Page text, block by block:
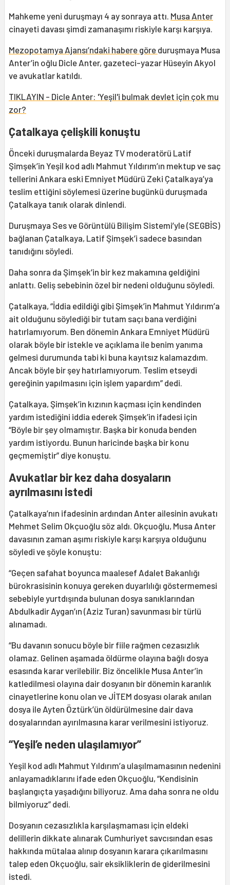
Mahkeme yeni duruşmayı 4 ay sonraya attı. Musa Anter
cinayeti davası şimdi zamanaşımı riskiyle karşı karşıya.
Mezopotamya Ajansı’ndaki habere göre duruşmaya Musa
Anter’in oğlu Dicle Anter, gazeteci-yazar Hüseyin Akyol
ve avukatlar katıldı.
TIKLAYIN - Dicle Anter: 'Yeşil'i bulmak devlet için çok mu
zor?
Çatalkaya çelişkili konuştu
Önceki duruşmalarda Beyaz TV moderatörü Latif
Şimşek’in Yeşil kod adlı Mahmut Yıldırım’ın mektup ve saç
tellerini Ankara eski Emniyet Müdürü Zeki Çatalkaya’ya
teslim ettiğini söylemesi üzerine bugünkü duruşmada
Çatalkaya tanık olarak dinlendi.
Duruşmaya Ses ve Görüntülü Bilişim Sistemi’yle (SEGBİS)
bağlanan Çatalkaya, Latif Şimşek’i sadece basından
tanıdığını söyledi.
Daha sonra da Şimşek’in bir kez makamına geldiğini
anlattı. Geliş sebebinin özel bir nedeni olduğunu söyledi.
Çatalkaya, “İddia edildiği gibi Şimşek’in Mahmut Yıldırım’a
ait olduğunu söylediği bir tutam saçı bana verdiğini
hatırlamıyorum. Ben dönemin Ankara Emniyet Müdürü
olarak böyle bir istekle ve açıklama ile benim yanıma
gelmesi durumunda tabi ki buna kayıtsız kalamazdım.
Ancak böyle bir şey hatırlamıyorum. Teslim etseydi
gereğinin yapılmasını için işlem yapardım” dedi.
Çatalkaya, Şimşek’in kızının kaçması için kendinden
yardım istediğini iddia ederek Şimşek’in ifadesi için
“Böyle bir şey olmamıştır. Başka bir konuda benden
yardım istiyordu. Bunun haricinde başka bir konu
geçmemiştir” diye konuştu.
Avukatlar bir kez daha dosyaların
ayrılmasını istedi
Çatalkaya’nın ifadesinin ardından Anter ailesinin avukatı
Mehmet Selim Okçuoğlu söz aldı. Okçuoğlu, Musa Anter
davasının zaman aşımı riskiyle karşı karşıya olduğunu
söyledi ve şöyle konuştu:
“Geçen safahat boyunca maalesef Adalet Bakanlığı
bürokrasisinin konuya gereken duyarlılığı göstermemesi
sebebiyle yurtdışında bulunan dosya sanıklarından
Abdulkadir Aygan’ın (Aziz Turan) savunması bir türlü
alınamadı.
“Bu davanın sonucu böyle bir fiile rağmen cezasızlık
olamaz. Gelinen aşamada öldürme olayına bağlı dosya
esasında karar verilebilir. Biz öncelikle Musa Anter’in
katledilmesi olayına dair dosyanın bir dönemin karanlık
cinayetlerine konu olan ve JİTEM dosyası olarak anılan
dosya ile Ayten Öztürk’ün öldürülmesine dair dava
dosyalarından ayırılmasına karar verilmesini istiyoruz.
“Yeşil’e neden ulaşılamıyor”
Yeşil kod adlı Mahmut Yıldırım’a ulaşılmamasının nedenini
anlayamadıklarını ifade eden Okçuoğlu, “Kendisinin
başlangıçta yaşadığını biliyoruz. Ama daha sonra ne oldu
bilmiyoruz” dedi.
Dosyanın cezasızlıkla karşılaşmaması için eldeki
delillerin dikkate alınarak Cumhuriyet savcısından esas
hakkında mütalaa alınıp dosyanın karara çıkarılmasını
talep eden Okçuoğlu, sair eksikliklerin de giderilmesini
istedi.